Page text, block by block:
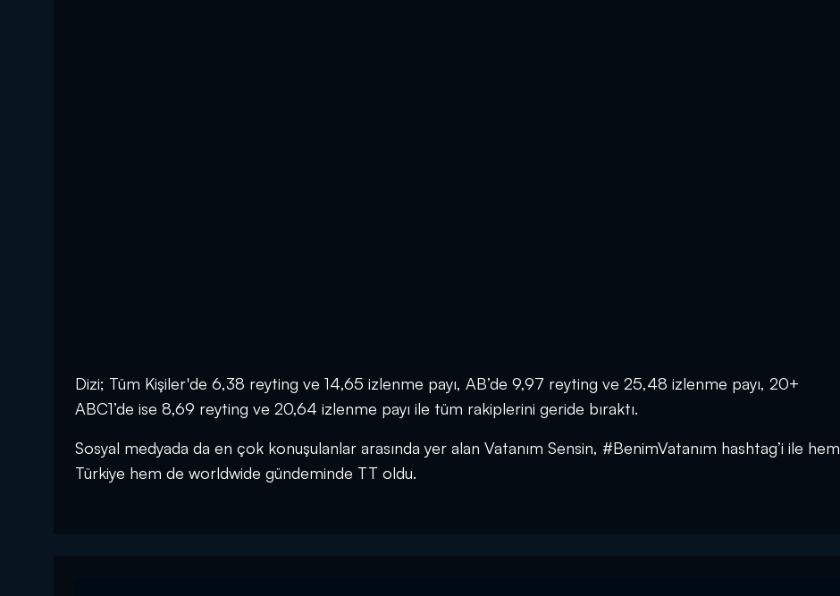
Dizi; Tüm Kişiler'de 6,38 reyting ve 14,65 izlenme payı, AB’de 9,97 reyting ve 25,48 izlenme payı, 20+
ABC1’de ise 8,69 reyting ve 20,64 izlenme payı ile tüm rakiplerini geride bıraktı.
Sosyal medyada da en çok konuşulanlar arasında yer alan Vatanım Sensin, #BenimVatanım hashtag’i ile hem
Türkiye hem de worldwide gündeminde TT oldu.